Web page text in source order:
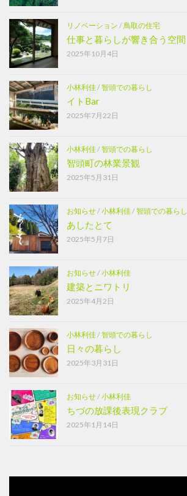
リノベーション / 鳥取の住宅
仕事と暮らしが響き合う空間
2025年10月4日
小林利佳/智頭での暮らし
イトBar
2025年7月22日
小林利佳/智頭での暮らし
智頭町の林業景観
2025年5月31日
お知らせ/小林利佳/智頭での暮らし
あしたとて
2025年5月7日
お知らせ/小林利佳
建築とニワトリ
2025年4月2日
小林利佳/智頭での暮らし
日々の暮らし
2025年3月31日
お知らせ/小林利佳
ちづの放課後表現クラブ
2025年1月14日